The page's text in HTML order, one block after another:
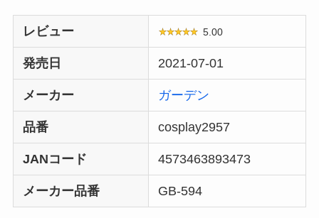
レビュー 5.00
発売日 2021-07-01
メーカー ガーデン
品番 cosplay2957
JANコード 4573463893473
メーカー品番 GB-594